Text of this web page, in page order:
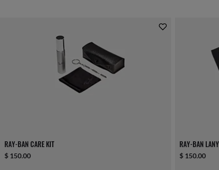
RAY-BAN CARE KIT
$ 150.00
RAY-BAN
$ 150.00